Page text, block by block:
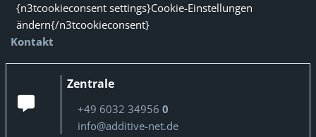
{n3tcookieconsent settings}Cookie-Einstellungen
ändern{/n3tcookieconsent}
Kontakt
Zentrale
+49 6032 34956 0
info@additive-net.de